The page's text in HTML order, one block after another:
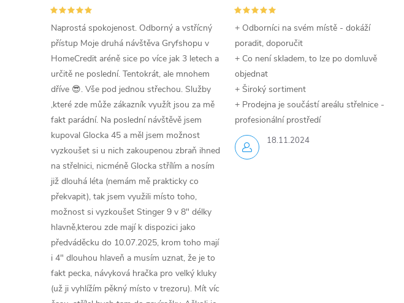
Naprostá spokojenost. Odborný a vstřícný
přístup Moje druhá návštěva Gryfshopu v
HomeCredit aréně sice po více jak 3 letech a
určitě ne poslední. Tentokrát, ale mnohem
dříve 😎. Vše pod jednou střechou. Služby
,které zde může zákazník využít jsou za mě
fakt parádní. Na poslední návštěvě jsem
kupoval Glocka 45 a měl jsem možnost
vyzkoušet si u nich zakoupenou zbraň ihned
na střelnici, nicméně Glocka střílím a nosím
již dlouhá léta (nemám mě prakticky co
překvapit), tak jsem využili místo toho,
možnost si vyzkoušet Stinger 9 v 8" délky
hlavně,kterou zde mají k dispozici jako
předváděcku do 10.07.2025, krom toho mají
i 4" dlouhou hlaveň a musím uznat, že je to
fakt pecka, návyková hračka pro velký kluky
(už ji vyhlížím pěkný místo v trezoru). Mít víc
18.11.2024
+ Odborníci na svém místě - dokáží
poradit, doporučit
+ Co není skladem, to lze po domluvě
objednat
+ Široký sortiment
+ Prodejna je součástí areálu střelnice -
profesionální prostředí